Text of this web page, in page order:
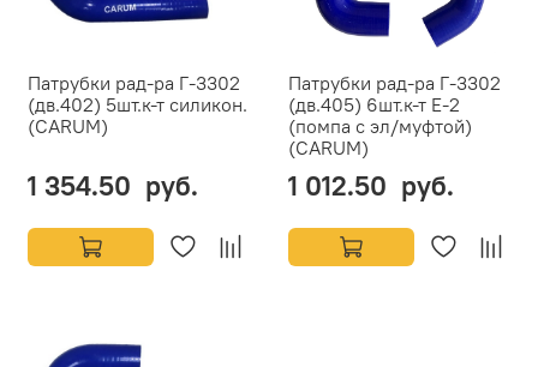
Патрубки рад-ра Г-3302
(дв.402) 5шт.к-т силикон.
(CARUM)
1 354.50 руб.
Патрубки рад-ра Г-3302
(дв.405) 6шт.к-т Е-2
(помпа с эл/муфтой)
(CARUM)
1 012.50 руб.